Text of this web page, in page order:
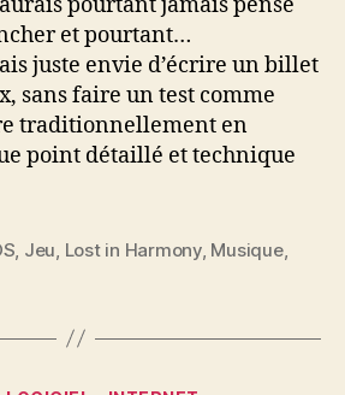
et pourtant…
juste envie d’écrire un billet
sans faire un test comme
traditionnellement en
point détaillé et technique
Jeu Lost in Harmony, Musique,